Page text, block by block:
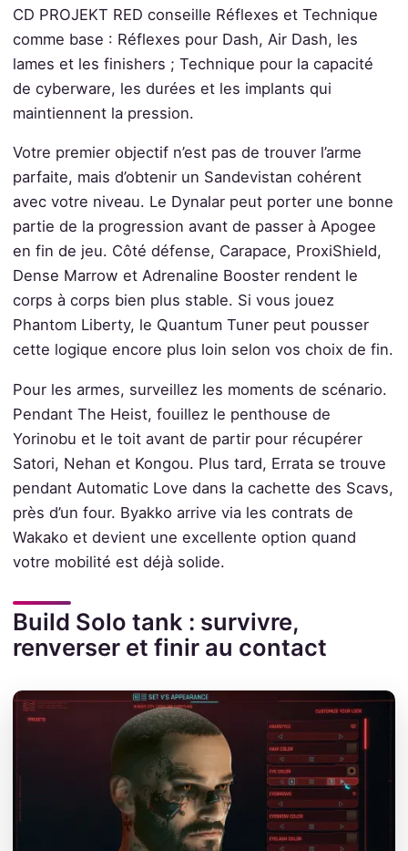
CD PROJEKT RED conseille Réflexes et Technique
comme base : Réflexes pour Dash, Air Dash, les
lames et les finishers ; Technique pour la capacité
de cyberware, les durées et les implants qui
maintiennent la pression.
Votre premier objectif n’est pas de trouver l’arme
parfaite, mais d’obtenir un Sandevistan cohérent
avec votre niveau. Le Dynalar peut porter une bonne
partie de la progression avant de passer à Apogee
en fin de jeu. Côté défense, Carapace, ProxiShield,
Dense Marrow et Adrenaline Booster rendent le
corps à corps bien plus stable. Si vous jouez
Phantom Liberty, le Quantum Tuner peut pousser
cette logique encore plus loin selon vos choix de fin.
Pour les armes, surveillez les moments de scénario.
Pendant The Heist, fouillez le penthouse de
Yorinobu et le toit avant de partir pour récupérer
Satori, Nehan et Kongou. Plus tard, Errata se trouve
pendant Automatic Love dans la cachette des Scavs,
près d’un four. Byakko arrive via les contrats de
Wakako et devient une excellente option quand
votre mobilité est déjà solide.
Build Solo tank : survivre,
renverser et finir au contact